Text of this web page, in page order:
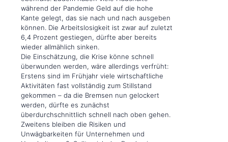
während der Pandemie Geld auf die hohe
Kante gelegt, das sie nach und nach ausgeben
können. Die Arbeitslosigkeit ist zwar auf zuletzt
6,4 Prozent gestiegen, dürfte aber bereits
wieder allmählich sinken.
Die Einschätzung, die Krise könne schnell
überwunden werden, wäre allerdings verfrüht:
Erstens sind im Frühjahr viele wirtschaftliche
Aktivitäten fast vollständig zum Stillstand
gekommen – da die Bremsen nun gelockert
werden, dürfte es zunächst
überdurchschnittlich schnell nach oben gehen.
Zweitens bleiben die Risiken und
Unwägbarkeiten für Unternehmen und